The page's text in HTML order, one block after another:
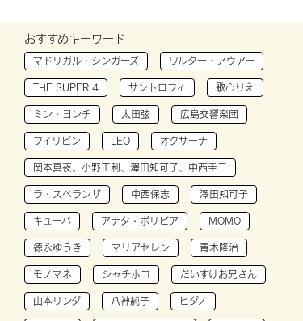
おすすめキーワード
マドリガル・シンガーズ ワルター・アウアー
THE SUPER 4 サントロフィ 歌心りえ
ミン・ヨンチ 太田弦 広島交響楽団
フィリピン LEO オクサーナ
岡本真夜、小野正利、澤田知可子、中西圭三
ラ・スペランザ 中西保志 澤田知可子
キューバ アナタ・ボリビア MOMO
徳永ゆうき マリアセレン 青木隆治
モノマネ シャチホコ だいすけお兄さん
山本リンダ 八神純子 ヒダノ